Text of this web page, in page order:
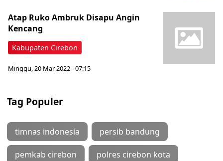
Kabupaten Cirebon
Atap Ruko Ambruk Disapu Angin
Kencang
Minggu, 20 Mar 2022 - 07:15
Tag Populer
timnas indonesia persib bandung
pemkab cirebon polres cirebon kota